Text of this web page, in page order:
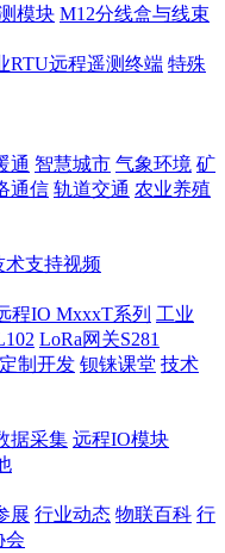
模块 M12分线盒与线束
RTU远程遥测终端 特殊
通 智慧城市 气象环境 矿
通信 轨道交通 农业养殖
术支持视频
程IO MxxxT系列 工业
LoRa网关S281
制开发 钡铼课堂 技术
据采集 远程IO模块
展 行业动态 物联百科 行
会